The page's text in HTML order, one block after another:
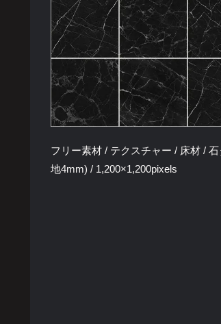
フリー素材 / テクスチャー / 床材 /
地4mm) / 1,200×1,200pixels